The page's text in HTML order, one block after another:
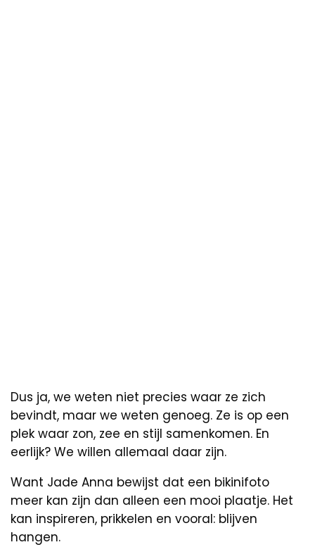
Dus ja, we weten niet precies waar ze zich
bevindt, maar we weten genoeg. Ze is op een
plek waar zon, zee en stijl samenkomen. En
eerlijk? We willen allemaal daar zijn.
Want Jade Anna bewijst dat een bikinifoto
meer kan zijn dan alleen een mooi plaatje. Het
kan inspireren, prikkelen en vooral: blijven
hangen.